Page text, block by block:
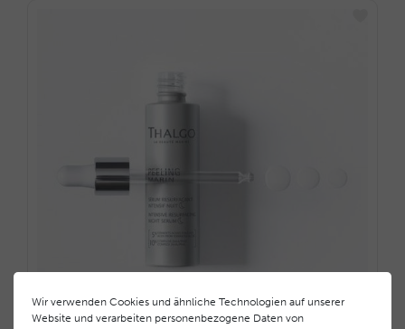
Wir verwenden Cookies und ähnliche Technologien auf unserer
Website und verarbeiten personenbezogene Daten von